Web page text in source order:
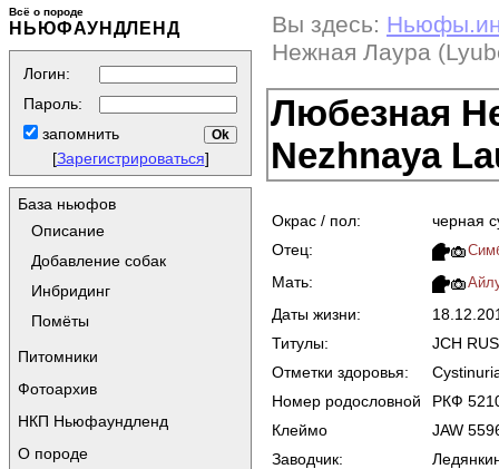
Всё о породе
НЬЮФАУНДЛЕНД
Логин:
Пароль:
запомнить
[Зарегистрироваться]
База ньюфов
Описание
Добавление собак
Инбридинг
Помёты
Питомники
Фотоархив
НКП Ньюфаундленд
О породе
Вы здесь:
Нежная Лаура
Любезная
Nezhnaya
Окрас / пол:
черная
Отец:
Мать:
Даты жизни:
Титулы:
JCH
Отметки здоровья:
Номер родословной
РКФ
Клеймо
JAW
Заводчик: